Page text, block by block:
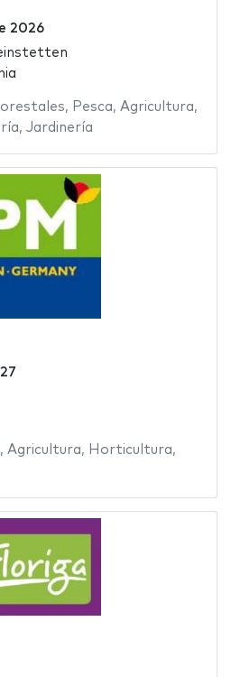
2026
, Pesca, Agricultura,
, Jardinería
, Agricultura, Horticultura,